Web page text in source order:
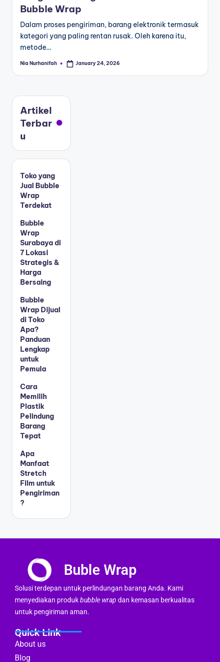
Bubble Wrap
Dalam proses pengiriman, barang elektronik termasuk
kategori yang paling rentan rusak. Oleh karena itu,
metode…
Nia Nurhanifah January 24, 2026
Artikel
Terbar
u
Toko yang
Jual Bubble
Wrap
Terdekat
Bubble
Wrap
Surabaya di
7 Lokasi
Strategis &
Harga
Bersaing
Bubble
Wrap Dijual
di Toko
Apa?
Panduan
Lengkap
untuk
Pemula
Cara
Memilih
Plastik
Pelindung
Barang
Tepat
Apa
Manfaat
Stretch
Film untuk
Pengiriman
?
Buble Wrap
Solusi terdepan untuk perlindungan barang Anda. Kami
menyediakan produkbubble wrap dan kemasan berkualitas
untuk pengiriman aman.
Quick Link
About us
Blog